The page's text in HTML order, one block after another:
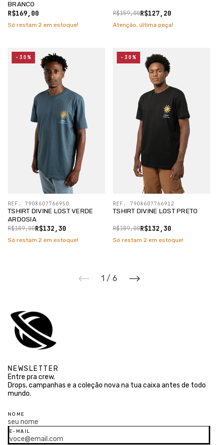
BRANCO
R$169,00
Só restam 2 em estoque!
R$127,20
R$159,00
Atenção, última peça!
TSHIRT DIVINE LOST VERDE
ARDOSIA
R$132,30
R$189,00
REF. 7908607766950
-30%
Só restam 2 em estoque!
TSHIRT DIVINE LOST PRETO
R$132,30
R$189,00
REF. 7908607766912
-30%
Só restam 2 em estoque!
1 / 6
NEWSLETTER
Entre pra crew.
Drops, campanhas e a coleção nova na tua caixa antes de todo
mundo.
NOME
E-MAIL